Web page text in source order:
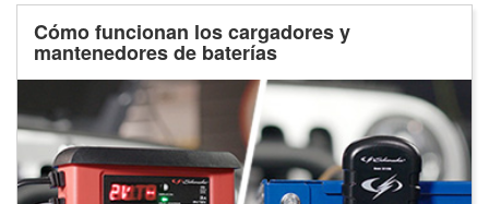
Cómo funcionan los cargadores y
mantenedores de baterías